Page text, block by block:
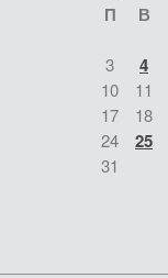
П В
3 4
10
11
17
18
24
25
31